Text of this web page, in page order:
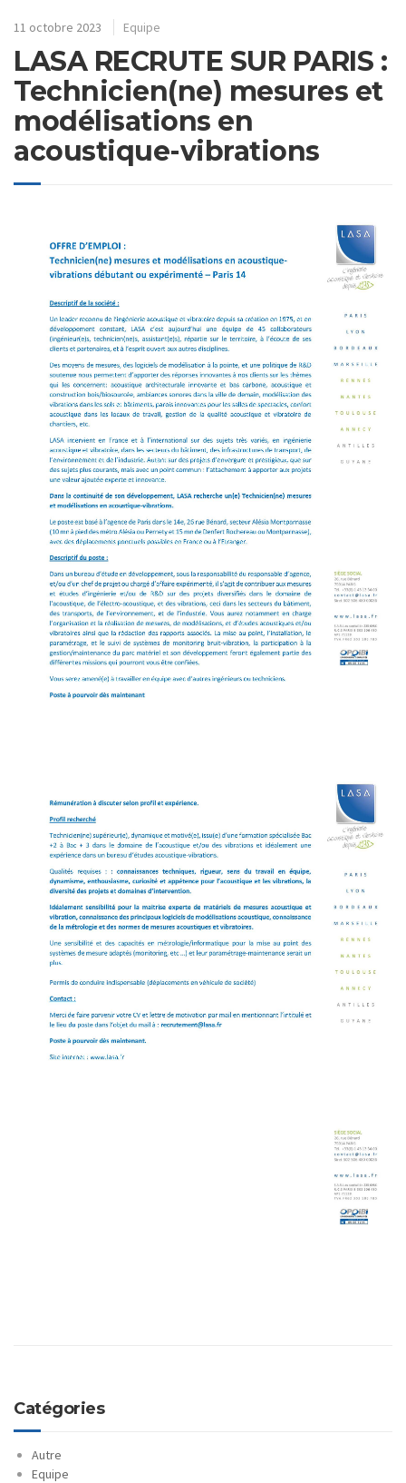
11 octobre 2023 Equipe
LASA RECRUTE SUR PARIS :
Technicien(ne) mesures et
modélisations en
acoustique-vibrations
Catégories
Autre
Equipe